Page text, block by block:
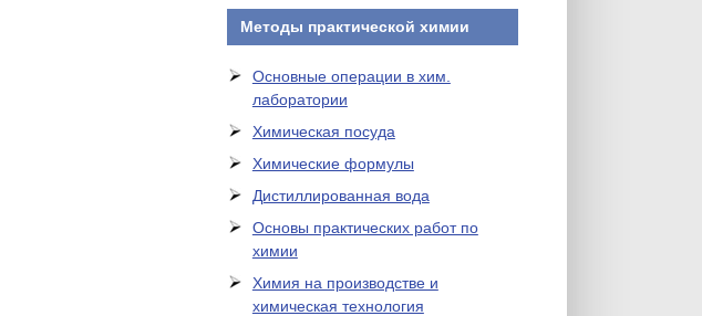
Методы практической химии
Основные операции в хим.
лаборатории
Химическая посуда
Химические формулы
Дистиллированная вода
Основы практических работ по
химии
Химия на производстве и
химическая технология